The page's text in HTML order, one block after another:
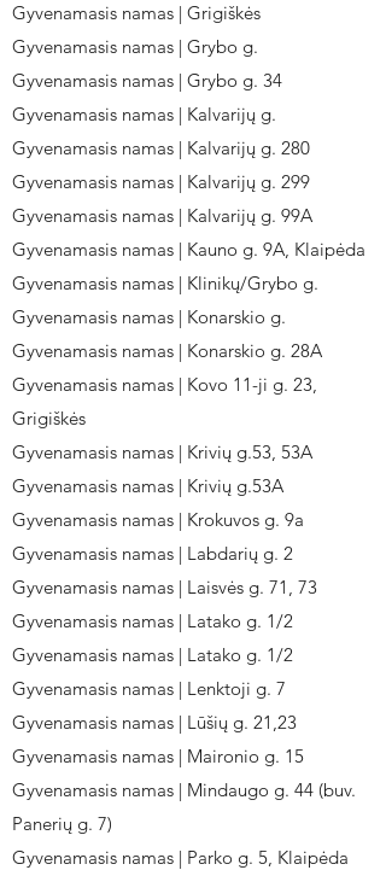
Gyvenamasis namas | Grigiškės
Gyvenamasis namas | Grybo g.
Gyvenamasis namas | Grybo g. 34
Gyvenamasis namas | Kalvarijų g.
Gyvenamasis namas | Kalvarijų g. 280
Gyvenamasis namas | Kalvarijų g. 299
Gyvenamasis namas | Kalvarijų g. 99A
Gyvenamasis namas | Kauno g. 9A, Klaipėda
Gyvenamasis namas | Klinikų/Grybo g.
Gyvenamasis namas | Konarskio g.
Gyvenamasis namas | Konarskio g. 28A
Gyvenamasis namas | Kovo 11-ji g. 23,
Grigiškės
Gyvenamasis namas | Krivių g.53, 53A
Gyvenamasis namas | Krivių g.53A
Gyvenamasis namas | Krokuvos g. 9a
Gyvenamasis namas | Labdarių g. 2
Gyvenamasis namas | Laisvės g. 71, 73
Gyvenamasis namas | Latako g. 1/2
Gyvenamasis namas | Latako g. 1/2
Gyvenamasis namas | Lenktoji g. 7
Gyvenamasis namas | Lūšių g. 21,23
Gyvenamasis namas | Maironio g. 15
Gyvenamasis namas | Mindaugo g. 44 (buv.
Panerių g. 7)
Gyvenamasis namas | Parko g. 5, Klaipėda